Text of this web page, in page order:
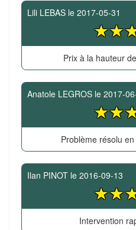
Lili LEBAS le 2017-05-31
Prix à la hauteur
Anatole LEGROS le 2017-
Problème résolu
Ilan PINOT le 2016-09-13
Intervention